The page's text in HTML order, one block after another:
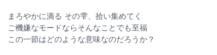
まろやかに滴る その雫、拾い集めてく
ご機嫌なモードならそんなことでも至福
この一節はどのような意味なのだろうか？